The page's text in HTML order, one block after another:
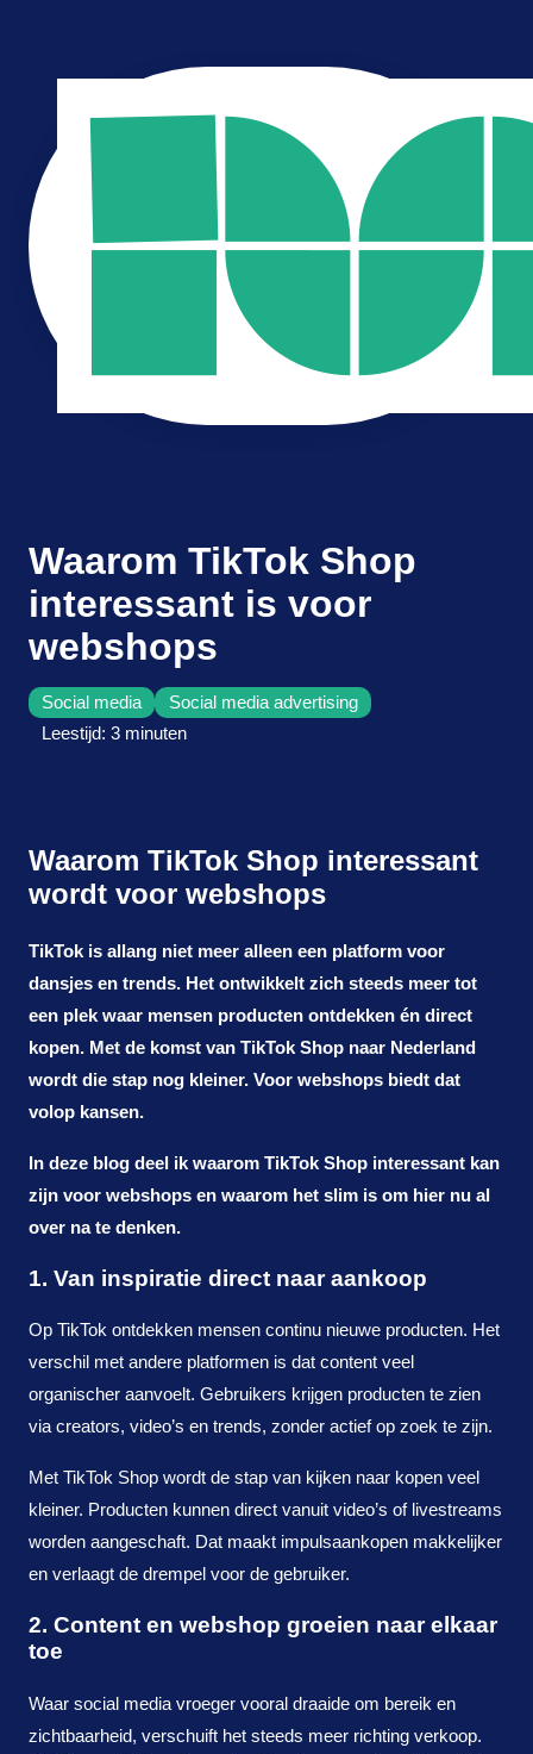
advertising
projecten
over Karlijn
Waarom TikTok Shop
interessant is voor
webshops
Social media
Social media advertising
Leestijd: 3 minuten
Waarom TikTok Shop interessant
wordt voor webshops
TikTok is allang niet meer alleen een platform voor
dansjes en trends. Het ontwikkelt zich steeds meer tot
een plek waar mensen producten ontdekken én direct
kopen. Met de komst van TikTok Shop naar Nederland
wordt die stap nog kleiner. Voor webshops biedt dat
volop kansen.
In deze blog deel ik waarom TikTok Shop interessant kan
zijn voor webshops en waarom het slim is om hier nu al
over na te denken.
1. Van inspiratie direct naar aankoop
Op TikTok ontdekken mensen continu nieuwe producten. Het
verschil met andere platformen is dat content veel
organischer aanvoelt. Gebruikers krijgen producten te zien
via creators, video’s en trends, zonder actief op zoek te zijn.
Met TikTok Shop wordt de stap van kijken naar kopen veel
kleiner. Producten kunnen direct vanuit video’s of livestreams
worden aangeschaft. Dat maakt impulsaankopen makkelijker
en verlaagt de drempel voor de gebruiker.
2. Content en webshop groeien naar elkaar
toe
Waar social media vroeger vooral draaide om bereik en
zichtbaarheid, verschuift het steeds meer richting verkoop.